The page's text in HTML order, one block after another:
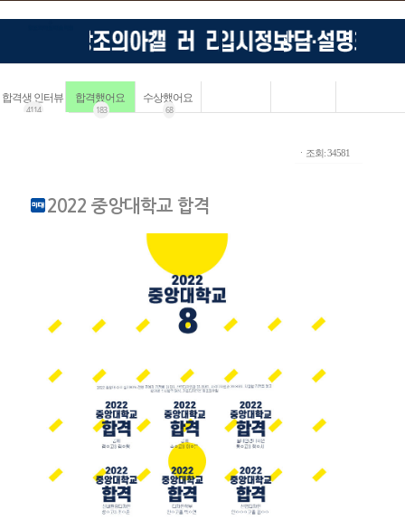
합격생 인터뷰
4114
합격했어요
183
수상했어요
68
ㆍ조회: 34581
2022 중앙대학교 합격